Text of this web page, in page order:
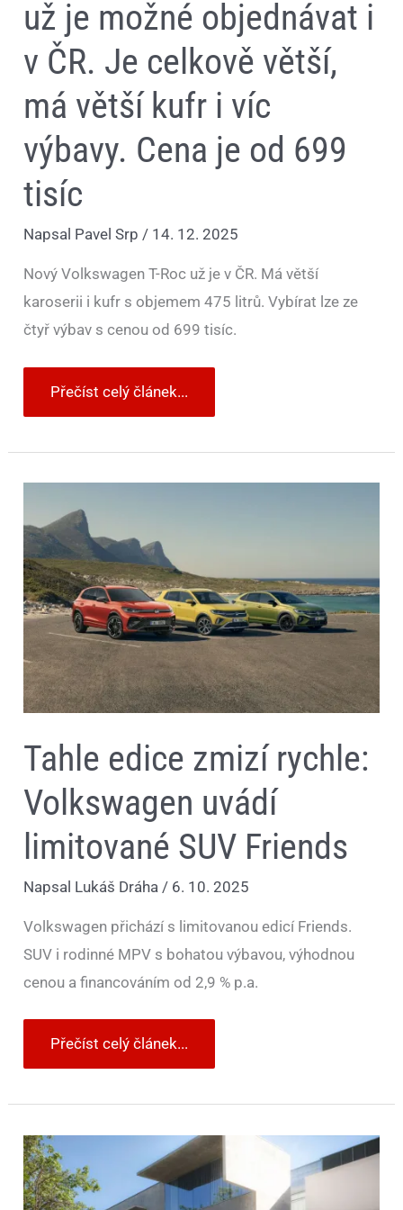
už je možné objednávat i
v ČR. Je celkově větší,
má větší kufr i víc
výbavy. Cena je od 699
tisíc
Napsal Pavel Srp/ 14. 12. 2025
Nový Volkswagen T-Roc už je v ČR. Má větší
karoserii i kufr s objemem 475 litrů. Vybírat lze ze
čtyř výbav s cenou od 699 tisíc.
Cena
je
od
699
tisíc
Přečíst celý článek...
Tahle edice zmizí rychle:
Volkswagen uvádí
limitované SUV Friends
Napsal Lukáš Dráha / 6. 10. 2025
Volkswagen přichází s limitovanou edicí Friends.
SUV i rodinné MPV s bohatou výbavou, výhodnou
cenou a financováním od 2,9 % p.a.
edice
zmizí
rychle:
Volkswagen
uvádí
limitované
SUV
Friends
Přečíst celý článek...
Nový
Volkswagen
T-
Roc
má